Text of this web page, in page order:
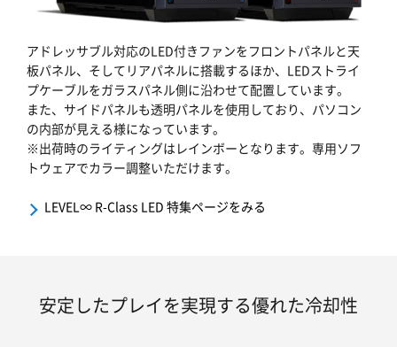
アドレッサブル対応のLED付きファンをフロントパネルと天
板パネル、そしてリアパネルに搭載するほか、LEDストライ
プケーブルをガラスパネル側に沿わせて配置しています。
また、サイドパネルも透明パネルを使用しており、パソコン
の内部が見える様になっています。
※出荷時のライティングはレインボーとなります。専用ソフ
トウェアでカラー調整いただけます。
LEVEL∞ R-Class LED 特集ページをみる
安定したプレイを実現する優れた冷却性